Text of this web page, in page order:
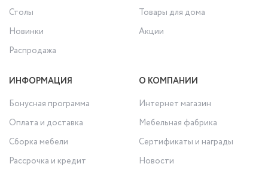
Столы
Товары для дома
Новинки
Акции
Распродажа
ИНФОРМАЦИЯ
Бонусная программа
Оплата и доставка
Сборка мебели
Рассрочка и кредит
О КОМПАНИИ
Интернет магазин
Мебельная фабрика
Сертификаты и награды
Новости